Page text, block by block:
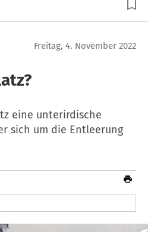
Freitag, 4. November 2022
eine unterirdische
sich um die Entleerung